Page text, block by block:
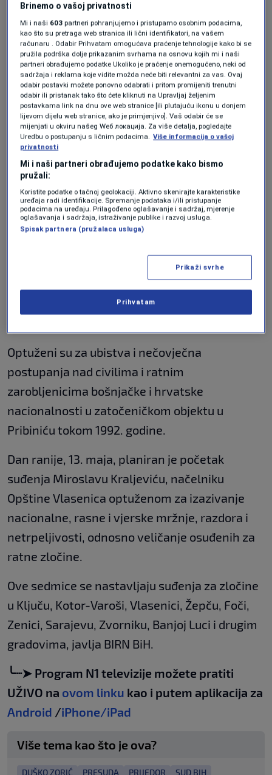
nekadašnjem komandantu 43. drinske brigade
Ramizu Durakoviću za zločine na području
Čajniča, nakon što je ukinuta presuda kojom je
osuđen na tri i po godine zatvora, planirane su
na ročištu u četvrtak, 14. maja.
Durakovića optužnica tereti da nije preduzeo
mjere da kazni počinioce nakon što su
pripadnici 43. drinske brigade 14. februara
1993. napali položaje Vojske Republike Srpske
na lokalitetu Pisanica i selo Šapići, u kojem nije
bilo vojnih ciljeva. Tom prilikom, u Šapićima je
ubijen civil srpske nacionalnosti i zapaljene
Tog dana je planirano iznošenje završnih riječi
odbrane na suđenju Draganu Babiću i Milivoju
Optuženi su za ubistva i nečovječna
postupanja nad civilima i ratnim
zarobljenicima bošnjačke i hrvatske
nacionalnosti u zatočeničkom objektu u
Pribiniću tokom 1992. godine.
Dan ranije, 13. maja, planiran je početak
suđenja Miroslavu Kraljeviću, načelniku
Opštine Vlasenica optuženom za izazivanje
nacionalne, rasne i vjerske mržnje, razdora i
netrpeljivosti, odnosno veličanje osuđenih za
ratne zločine.
Ove sedmice se nastavljaju suđenja za zločine
u Ključu, Kotor-Varoši, Vlasenici, Žepču, Foči,
Zenici, Sarajevu, Zvorniku, Banjoj Luci i drugim
gradovima, javlja BIRN BiH.
╰┈➤ Program N1 televizije možete pratiti
UŽIVO na ovom linku kao i putem aplikacija za
Android /iPhone/iPad
Više tema kao što je ova?
DUŠKO ZORIĆ PRESUDA PRIJEDOR SUD BIH
Brinemo o vašoj privatnosti
Mi i naši 603 partneri pohranjujemo i pristupamo osobnim podacima,
kao što su pretraga web stranica ili lični identifikatori, na vašem
računaru . Odabir Prihvatam omogućava praćenje tehnologije kako bi se
pružila podrška dolje prikazanim svrhama na osnovu kojih mi i naši
partneri obrađujemo podatke Ukoliko je praćenje onemogućeno, neki od
sadržaja i reklama koje vidite možda neće biti relevantni za vas. Ovaj
odabir postavki možete ponovno odabrati i pritom promijeniti trenutni
odabir ili pristanak tako što ćete kliknuti na Upravljaj željenim
postavkama link na dnu ove web stranice [ili plutajuću ikonu u donjem
lijevom dijelu web stranice, ako je primjenjivo]. Vaš odabir će se
mijenjati u okviru našeg Wеб локација. Za više detalja, pogledajte
Uredbu o postupanju s ličnim podacima. Više informacija o vašoj
privatnosti
Mi i naši partneri obrađujemo podatke kako bismo
pružali:
Koristite podatke o tačnoj geolokaciji. Aktivno skenirajte karakteristike
uređaja radi identifikacije. Spremanje podataka i/ili pristupanje
podacima na uređaju. Prilagođeno oglašavanje i sadržaj, mjerenje
oglašavanja i sadržaja, istraživanje publike i razvoj usluga.
Spisak partnera (pružalaca usluga)
Prikaži svrhe
Prihvatam